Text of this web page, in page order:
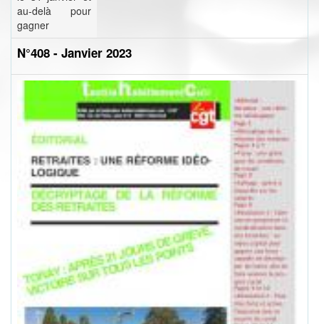
au-delà pour
gagner
N°408 - Janvier 2023